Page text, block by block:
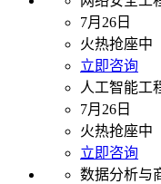
7月26日
火热抢座中
立即咨询
人工智能工
7月26日
火热抢座中
立即咨询
数据分析与